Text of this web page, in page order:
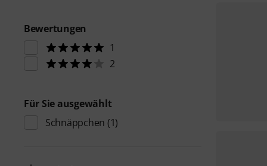
Bewertungen
1
2
Für Sie ausgewählt
Schnäppchen (1)